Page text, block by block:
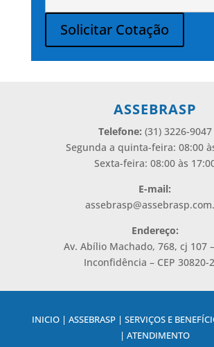
Solicitar Cotação
ASSEBRASP
Telefone: (31) 3226-9047
Segunda a quinta-feira: 08:00
Sexta-feira: 08:00 às
E-mail:
Endereço:
Av. Abílio Machado, 768, cj 107
Inconfidência – CEP 30820-
INICIO | ASSEBRASP | SERVIÇOS E
| ATENDIMENTO